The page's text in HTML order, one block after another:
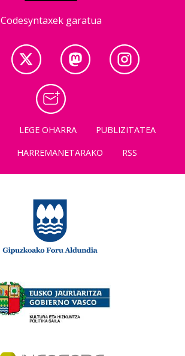
Codesyntaxek garatua
LEGE OHARRA
PUBLIZITATEA
HARREMANETARAKO RSS